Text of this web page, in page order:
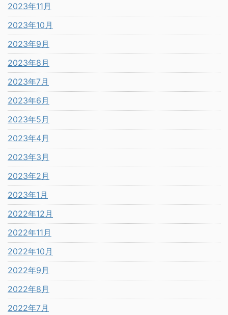
2023年11月
2023年10月
2023年9月
2023年8月
2023年7月
2023年6月
2023年5月
2023年4月
2023年3月
2023年2月
2023年1月
2022年12月
2022年11月
2022年10月
2022年9月
2022年8月
2022年7月